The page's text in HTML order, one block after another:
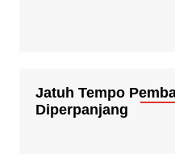
Jatuh Tempo
Diperpanjang